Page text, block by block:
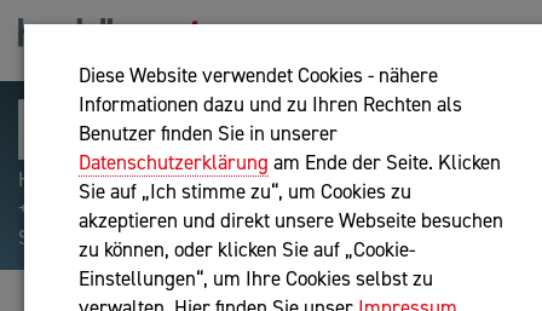
Diese Website verwendet Cookies - nähere
Informationen dazu und zu Ihren Rechten als
Benutzer finden Sie in unserer
Datenschutzerklärung am Ende der Seite. Klicken
Sie auf „Ich stimme zu“, um Cookies zu
akzeptieren und direkt unsere Webseite besuchen
zu können, oder klicken Sie auf „Cookie-
Einstellungen“, um Ihre Cookies selbst zu
Hilfreiche Suchparameter: Begriff einschließen:
+webshop, Begriff ausschließen: -webshop, Exakter
Suchbegriff: "internet of things"